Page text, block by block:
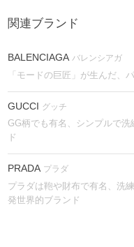
関連ブランド
BALENCIAGA バレンシアガ
「モードの巨匠」が生んだ、
GUCCI グッチ
GG柄でも有名、シンプルで
ド
PRADA プラダ
プラダは鞄や財布で有名、洗
発世界的ブランド